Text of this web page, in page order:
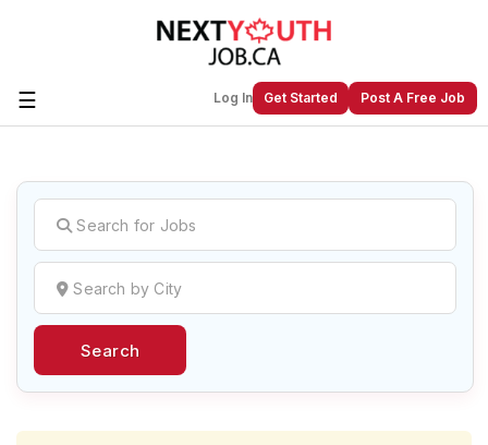
☰ Log In Get Started Post A Free Job
Create a New Listing toJoin Our
Next Youth Job Community!
Find or List your Job.Have an account?Log In
Account
Search